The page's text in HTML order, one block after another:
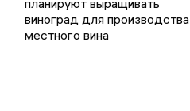
планируют выращивать
виноград для производства
местного вина